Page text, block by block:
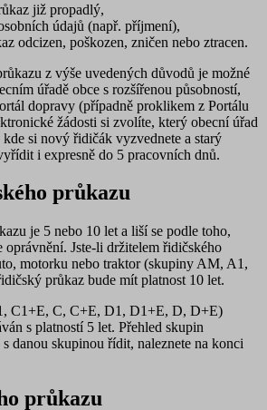
již propadlý,
údajů (např. příjmení),
odcizen, poškozen, zničen nebo ztracen.
z výše uvedených důvodů je možné
úřadě obce s rozšířenou působností,
dopravy (případně proklikem z Portálu
žádosti si zvolíte, který obecní úřad
si nový řidičák vyzvednete a starý
i expresně do 5 pracovních dnů.
průkazu
je 5 nebo 10 let a liší se podle toho,
oprávnění. Jste-li držitelem řidičského
motorku nebo traktor (skupiny AM, A1,
průkaz bude mít platnost 10 let.
C1+E, C, C+E, D1, D1+E, D, D+E)
s platností 5 let. Přehled skupin
danou skupinou řídit, naleznete na konci
průkazu